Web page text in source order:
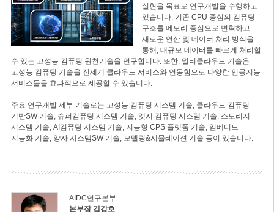
실현을 목표로 연구개발을 수행하고
있습니다. 기존 CPU 중심의 컴퓨팅
구조를 메모리 중심으로 변혁하고
새로운 연산 및 데이터 처리 방식을
통해, 대규모 데이터를 빠르게 처리할
수 있는 고성능 컴퓨팅 원천기술을 연구합니다. 또한, 멀티클라우드 기술은
고성능 컴퓨팅 기술을 전세계 클라우드 서비스와 연동함으로 다양한 인공지능
서비스들을 효과적으로 제공할 수 있습니다.
주요 연구개발 세부 기술로는 고성능 컴퓨팅 시스템 기술, 클라우드 컴퓨팅
기반SW 기술, 슈퍼컴퓨팅 시스템 기술, 엣지 컴퓨팅 시스템 기술, 스토리지
시스템 기술, AI컴퓨팅 시스템 기술, 지능형 CPS 플랫폼 기술, 임베디드
지능화 기술, 양자 시스템SW 기술, 모델링&시뮬레이션 기술 등이 있습니다.
AIDC연구본부
본부장 김강호